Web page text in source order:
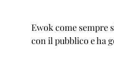
Ewok come sempre
con il pubblico e ha